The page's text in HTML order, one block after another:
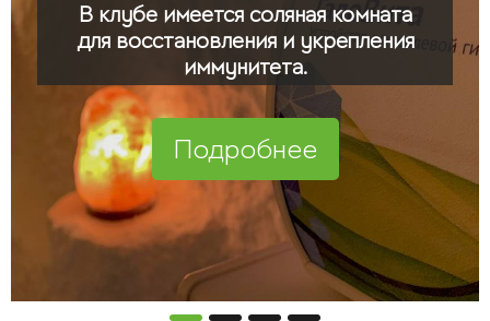
В клубе имеется соляная комната
для восстановления и укрепления
иммунитета.
Подробнее